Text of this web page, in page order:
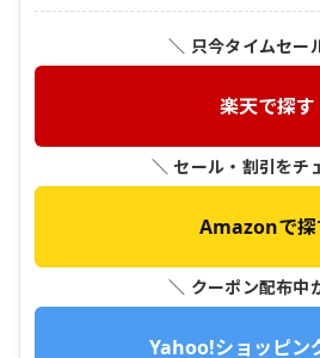
＼ 只今タイムセー
楽天で探す
＼ セール・割引をチ
Amazonで探
＼ クーポン配布中
Yahoo!ショッピン